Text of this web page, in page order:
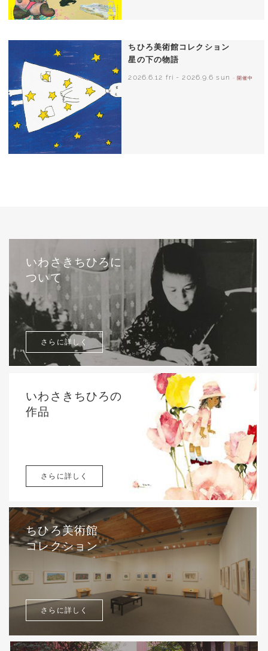
ちひろ美術館コレクション
星の下の物語
2026.6.12 fri - 2026.9.6 sun - 開催中
いわさきちひろに
ついて
さらに詳しく
いわさきちひろの
作品
さらに詳しく
ちひろ美術館
コレクション
さらに詳しく